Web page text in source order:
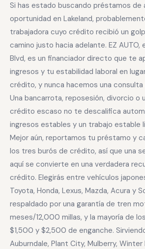
Si has estado buscando préstamos de
oportunidad en Lakeland,
trabajadora cuyo crédito recibió un
camino justo hacia adelante. EZ AUTO,
Blvd, es un financiador directo que te
ingresos y tu estabilidad laboral en
crédito, y nunca hacemos una
Una bancarrota, reposesión, divorcio o
crédito escaso no te descalifica
ingresos estables y un trabajo estable
Mejor aún, reportamos tu préstamo y
los tres burós de crédito, así que una
aquí se convierte en una verdadera
crédito. Elegirás entre vehículos
Toyota, Honda, Lexus, Mazda, Acura y
respaldado por una garantía de tren
meses/12,000 millas, y la mayoría de
$1,500 y $2,500 de enganche.
Auburndale, Plant City, Mulberry,